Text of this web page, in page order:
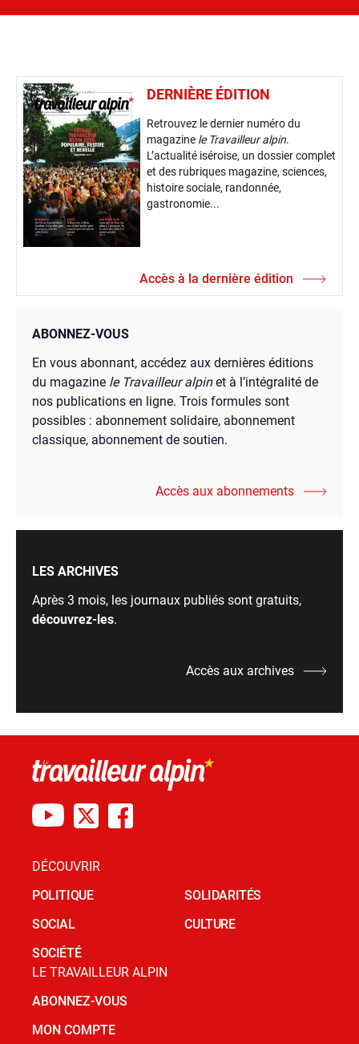
DERNIÈRE ÉDITION
Retrouvez le dernier numéro du
magazine le Travailleur alpin.
L’actualité iséroise, un dossier complet
et des rubriques magazine, sciences,
histoire sociale, randonnée,
gastronomie...
Accès à la dernière édition
ABONNEZ-VOUS
En vous abonnant, accédez aux dernières éditions
du magazine le Travailleur alpinet à l’intégralité de
nos publications en ligne. Trois formules sont
possibles : abonnement solidaire, abonnement
classique, abonnement de soutien.
Accès aux abonnements
LES ARCHIVES
Après 3 mois, les journaux publiés sont gratuits,
découvrez-les.
Accès aux archives
DÉCOUVRIR
POLITIQUE
SOCIAL
SOCIÉTÉ
SOLIDARITÉS
CULTURE
LE TRAVAILLEUR ALPIN
ABONNEZ-VOUS
MON COMPTE